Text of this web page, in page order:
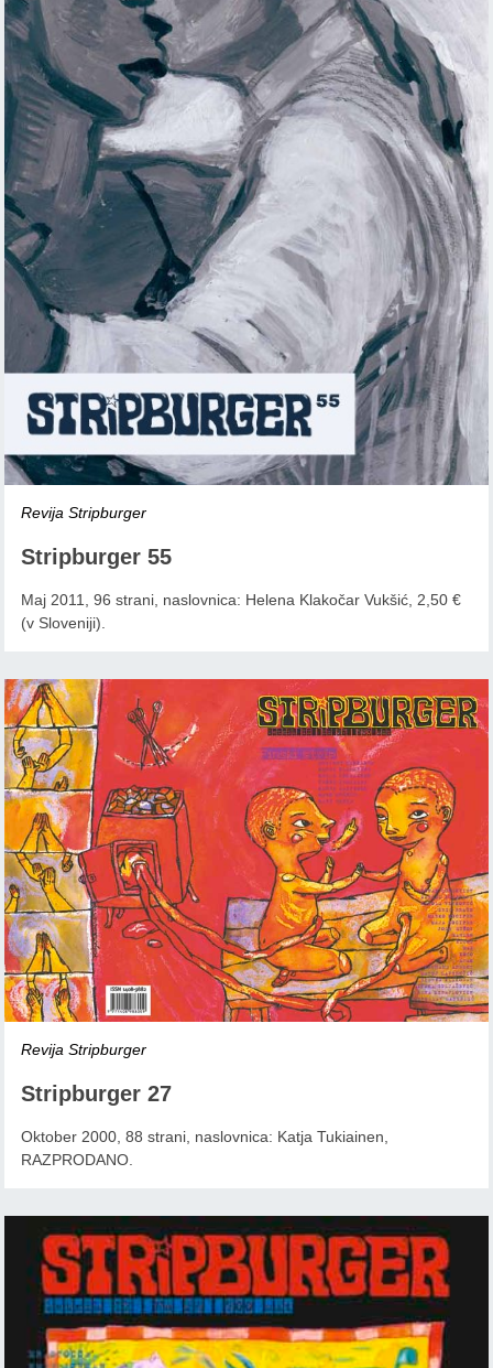
Revija Stripburger
Stripburger 55
Maj 2011, 96 strani, naslovnica: Helena Klakočar Vukšić, 2,50 €
(v Sloveniji).
Revija Stripburger
Stripburger 27
Oktober 2000, 88 strani, naslovnica: Katja Tukiainen,
RAZPRODANO.